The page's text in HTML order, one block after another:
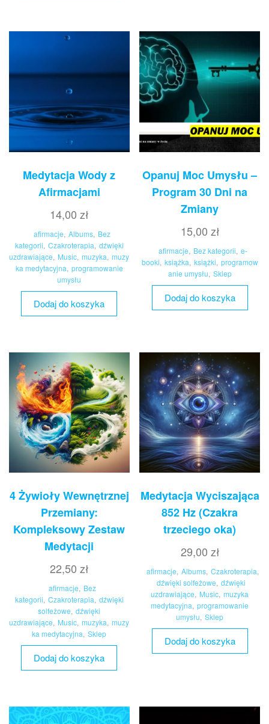
Medytacja Wody z
Afirmacjami
14,00zł
afirmacje, Albums, Bez
kategorii, Czakroterapia, dźwięki
uzdrawiające, Music, muzyka, muzy
ka medytacyjna, programowanie
umysłu
Dodaj do koszyka
Opanuj Moc Umysłu –
Program 30 Dni na
Zmiany
15,00 zł
afirmacje, Bez kategorii, e-
booki, książka, książki, programow
anie umysłu, Sklep
Dodaj do koszyka
4 Żywioły Wewnętrznej
Przemiany:
Kompleksowy Zestaw
Medytacji
22,50zł
afirmacje, Bez
kategorii, Czakroterapia, dźwięki
solfeżowe, dźwięki
uzdrawiające, Music, muzyka, muzy
ka medytacyjna, Sklep
Dodaj do koszyka
Medytacja Wyciszająca
852 Hz (Czakra
trzeciego oka)
29,00 zł
afirmacje, Albums, Czakroterapia,
dźwięki solfeżowe, dźwięki
uzdrawiające, Music, muzyka
medytacyjna, programowanie
umysłu, Sklep
Dodaj do koszyka